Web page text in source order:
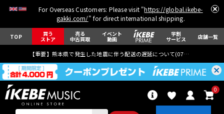
For Overseas Customers: Please visit "https://global.ikebe-
gakki.com/" for direct international shipping.
TOP 買う
ストア
売る
中古買取
イベント
動画
学割
サービス 店舗一覧
【重要】熊本県で発生した地震に伴う配送の遅延について(07月29日
0